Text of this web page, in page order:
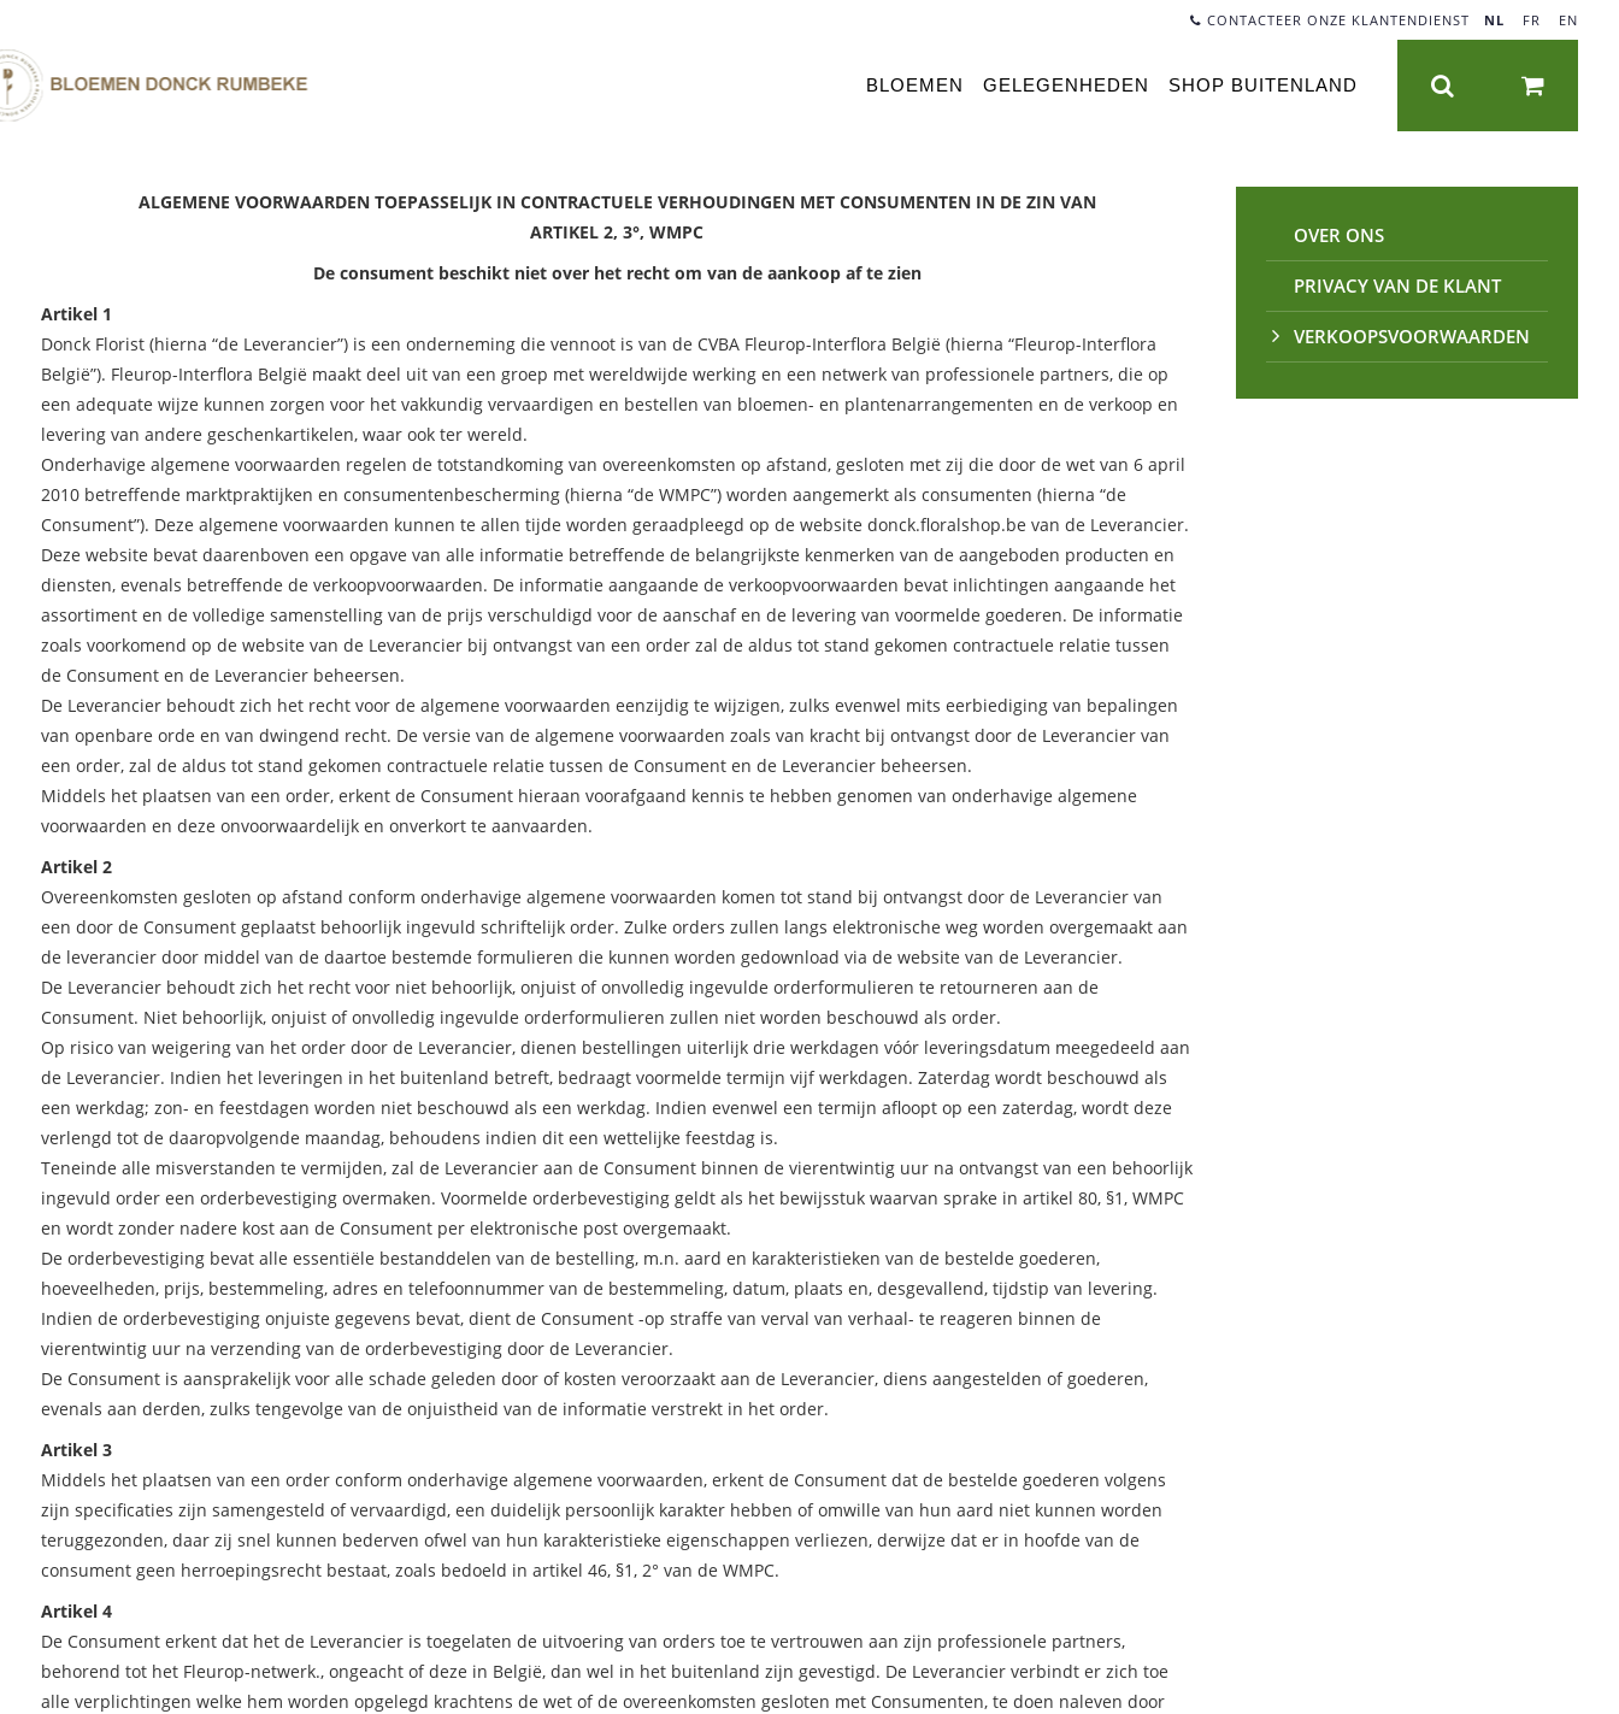
CONTACTEER ONZE KLANTENDIENST NL FR EN
BLOEMEN
PLUKBOEKETTEN
BLOEMEN MET WIJN
GELEGENHEDEN
GEBOORTE
BEDANKT
HUWELIJK
VADERDAG
SHOP BUITENLAND
ALGEMENE VOORWAARDEN TOEPASSELIJK IN CONTRACTUELE VERHOUDINGEN MET CONSUMENTEN IN DE ZIN VAN
ARTIKEL 2, 3°, WMPC
De consument beschikt niet over het recht om van de aankoop af te zien
Artikel 1
Donck Florist (hierna “de Leverancier”) is een onderneming die vennoot is van de CVBA Fleurop-Interflora België (hierna “Fleurop-Interflora
België”). Fleurop-Interflora België maakt deel uit van een groep met wereldwijde werking en een netwerk van professionele partners, die op
een adequate wijze kunnen zorgen voor het vakkundig vervaardigen en bestellen van bloemen- en plantenarrangementen en de verkoop en
levering van andere geschenkartikelen, waar ook ter wereld.
Onderhavige algemene voorwaarden regelen de totstandkoming van overeenkomsten op afstand, gesloten met zij die door de wet van 6 april
2010 betreffende marktpraktijken en consumentenbescherming (hierna “de WMPC”) worden aangemerkt als consumenten (hierna “de
Consument”). Deze algemene voorwaarden kunnen te allen tijde worden geraadpleegd op de website donck.floralshop.be van de Leverancier.
Deze website bevat daarenboven een opgave van alle informatie betreffende de belangrijkste kenmerken van de aangeboden producten en
diensten, evenals betreffende de verkoopvoorwaarden. De informatie aangaande de verkoopvoorwaarden bevat inlichtingen aangaande het
assortiment en de volledige samenstelling van de prijs verschuldigd voor de aanschaf en de levering van voormelde goederen. De informatie
zoals voorkomend op de website van de Leverancier bij ontvangst van een order zal de aldus tot stand gekomen contractuele relatie tussen
de Consument en de Leverancier beheersen.
De Leverancier behoudt zich het recht voor de algemene voorwaarden eenzijdig te wijzigen, zulks evenwel mits eerbiediging van bepalingen
van openbare orde en van dwingend recht. De versie van de algemene voorwaarden zoals van kracht bij ontvangst door de Leverancier van
een order, zal de aldus tot stand gekomen contractuele relatie tussen de Consument en de Leverancier beheersen.
Middels het plaatsen van een order, erkent de Consument hieraan voorafgaand kennis te hebben genomen van onderhavige algemene
voorwaarden en deze onvoorwaardelijk en onverkort te aanvaarden.
Artikel 2
Overeenkomsten gesloten op afstand conform onderhavige algemene voorwaarden komen tot stand bij ontvangst door de Leverancier van
een door de Consument geplaatst behoorlijk ingevuld schriftelijk order. Zulke orders zullen langs elektronische weg worden overgemaakt aan
de leverancier door middel van de daartoe bestemde formulieren die kunnen worden gedownload via de website van de Leverancier.
De Leverancier behoudt zich het recht voor niet behoorlijk, onjuist of onvolledig ingevulde orderformulieren te retourneren aan de
Consument. Niet behoorlijk, onjuist of onvolledig ingevulde orderformulieren zullen niet worden beschouwd als order.
Op risico van weigering van het order door de Leverancier, dienen bestellingen uiterlijk drie werkdagen vóór leveringsdatum meegedeeld aan
de Leverancier. Indien het leveringen in het buitenland betreft, bedraagt voormelde termijn vijf werkdagen. Zaterdag wordt beschouwd als
een werkdag; zon- en feestdagen worden niet beschouwd als een werkdag. Indien evenwel een termijn afloopt op een zaterdag, wordt deze
verlengd tot de daaropvolgende maandag, behoudens indien dit een wettelijke feestdag is.
Teneinde alle misverstanden te vermijden, zal de Leverancier aan de Consument binnen de vierentwintig uur na ontvangst van een behoorlijk
ingevuld order een orderbevestiging overmaken. Voormelde orderbevestiging geldt als het bewijsstuk waarvan sprake in artikel 80, §1, WMPC
en wordt zonder nadere kost aan de Consument per elektronische post overgemaakt.
De orderbevestiging bevat alle essentiële bestanddelen van de bestelling, m.n. aard en karakteristieken van de bestelde goederen,
hoeveelheden, prijs, bestemmeling, adres en telefoonnummer van de bestemmeling, datum, plaats en, desgevallend, tijdstip van levering.
Indien de orderbevestiging onjuiste gegevens bevat, dient de Consument -op straffe van verval van verhaal- te reageren binnen de
vierentwintig uur na verzending van de orderbevestiging door de Leverancier.
De Consument is aansprakelijk voor alle schade geleden door of kosten veroorzaakt aan de Leverancier, diens aangestelden of goederen,
evenals aan derden, zulks tengevolge van de onjuistheid van de informatie verstrekt in het order.
Artikel 3
Middels het plaatsen van een order conform onderhavige algemene voorwaarden, erkent de Consument dat de bestelde goederen volgens
zijn specificaties zijn samengesteld of vervaardigd, een duidelijk persoonlijk karakter hebben of omwille van hun aard niet kunnen worden
teruggezonden, daar zij snel kunnen bederven ofwel van hun karakteristieke eigenschappen verliezen, derwijze dat er in hoofde van de
consument geen herroepingsrecht bestaat, zoals bedoeld in artikel 46, §1, 2° van de WMPC.
Artikel 4
De Consument erkent dat het de Leverancier is toegelaten de uitvoering van orders toe te vertrouwen aan zijn professionele partners,
behorend tot het Fleurop-netwerk., ongeacht of deze in België, dan wel in het buitenland zijn gevestigd. De Leverancier verbindt er zich toe
alle verplichtingen welke hem worden opgelegd krachtens de wet of de overeenkomsten gesloten met Consumenten, te doen naleven door
OVER ONS
PRIVACY VAN DE KLANT
VERKOOPSVOORWAARDEN